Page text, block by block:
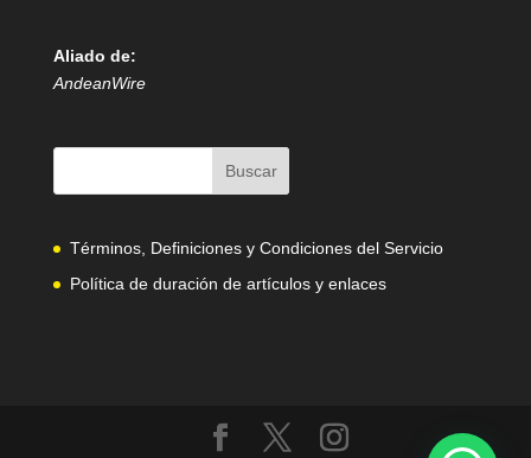
Aliado de:
AndeanWire
Términos, Definiciones y Condiciones del Servicio
Política de duración de artículos y enlaces